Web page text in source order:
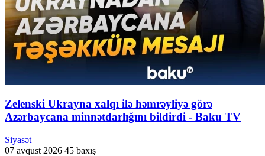
Zelenski Ukrayna xalqı ilə həmrəyliyə görə
Azərbaycana minnətdarlığını bildirdi - Baku TV
Siyasət
07 avqust 2026 45 baxış